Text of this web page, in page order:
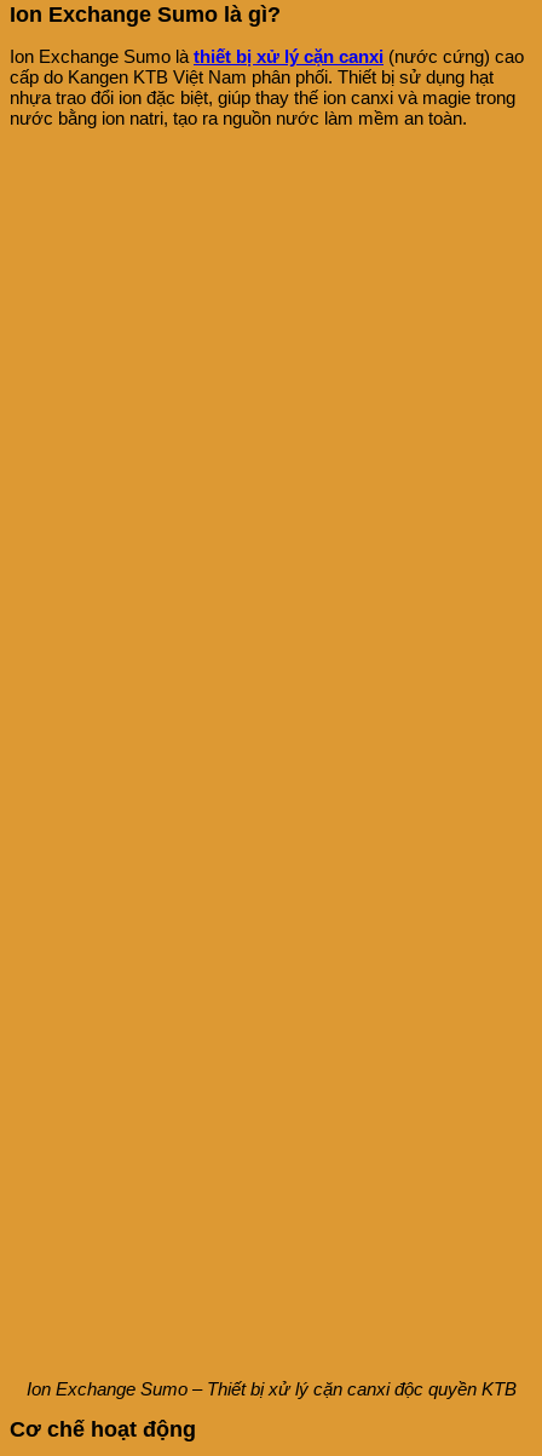
Ion Exchange Sumo là gì?
Ion Exchange Sumo là thiết bị xử lý cặn canxi (nước cứng) cao
cấp do Kangen KTB Việt Nam phân phối. Thiết bị sử dụng hạt
nhựa trao đổi ion đặc biệt, giúp thay thế ion canxi và magie trong
nước bằng ion natri, tạo ra nguồn nước làm mềm an toàn.
Ion Exchange Sumo – Thiết bị xử lý cặn canxi độc quyền KTB
Cơ chế hoạt động